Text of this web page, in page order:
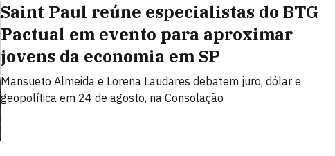
Saint Paul reúne especialistas do BTG
Pactual em evento para aproximar
jovens da economia em SP
Mansueto Almeida e Lorena Laudares debatem juro, dólar e
geopolítica em 24 de agosto, na Consolação